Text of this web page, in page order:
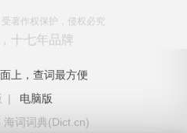
著作权保护，侵权必究
十七年品牌
上，查词最方便
|
电脑版
词词典(Dict.cn)